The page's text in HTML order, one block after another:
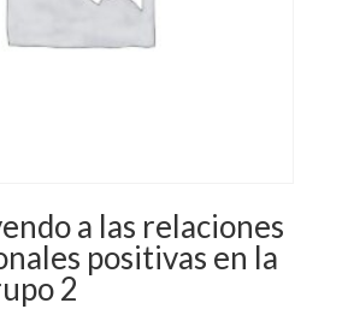
a las relaciones
positivas en la
2